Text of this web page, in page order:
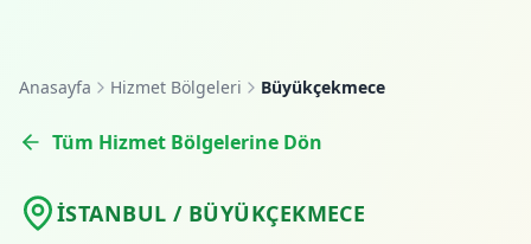
Anasayfa Hizmet Bölgeleri Büyükçekmece
Tüm Hizmet Bölgelerine Dön
İSTANBUL / BÜYÜKÇEKMECE